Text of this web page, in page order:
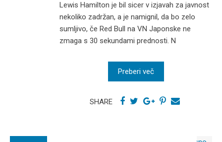
Lewis Hamilton je bil sicer v izjavah za javnost
nekoliko zadržan, a je namignil, da bo zelo
sumljivo, če Red Bull na VN Japonske ne
zmaga s 30 sekundami prednosti. N
Preberi več
SHARE